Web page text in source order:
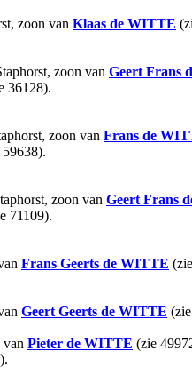
zoon van Klaas de WITTE
zoon van Geert Frans
36128).
zoon van Frans de
zoon van Geert Frans
71109).
Frans Geerts de WITTE
Geert Geerts de WITTE
van Pieter de WITTE (zie